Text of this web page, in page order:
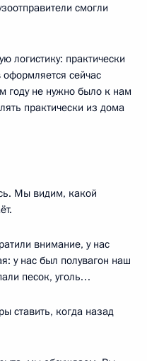
смогли
логистику: практически
сейчас
году не нужно было к нам
практически из дома
Мы видим, какой
внимание, у нас
у нас был полувагон наш
песок, уголь…
ставить, когда назад